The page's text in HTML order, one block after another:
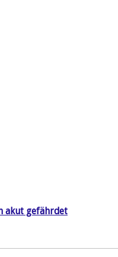
akut gefährdet